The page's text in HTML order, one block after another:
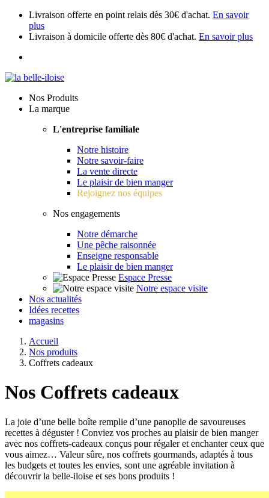
Livraison offerte en point relais dès 30€ d'achat. En savoir
plus
Livraison à domicile offerte dès 80€ d'achat. En savoir plus
Nos Produits
La marque
L'entreprise familiale
Notre histoire
Notre savoir-faire
La vente directe
Le plaisir de bien manger
Rejoignez nos équipes
Nos engagements
Notre démarche
Une pêche raisonnée
Enseigne responsable
Le plaisir de bien manger
Espace Presse
Notre espace visite
Nos actualités
Idées recettes
magasins
Accueil
Nos produits
Coffrets cadeaux
Nos Coffrets cadeaux
La joie d’une belle boîte remplie d’une panoplie de savoureuses
recettes à déguster ! Conviez vos proches au plaisir de bien manger
avec nos coffrets-cadeaux conçus pour régaler et enchanter ceux que
vous aimez… Valeur sûre, nos coffrets gourmands, adaptés à tous
les budgets et toutes les envies, sont une agréable invitation à
découvrir la belle-iloise et ses bons produits !